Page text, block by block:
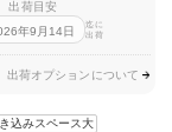
出荷目安
年9 月 14日
迄に
出荷
出荷オプションについて
込みスペース大